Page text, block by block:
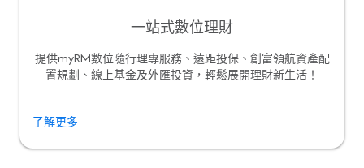
一站式數位理財
提供myRM數位隨行理專服務、遠距投保、創富領航資產配
置規劃、線上基金及外匯投資，輕鬆展開理財新生活！
了解更多